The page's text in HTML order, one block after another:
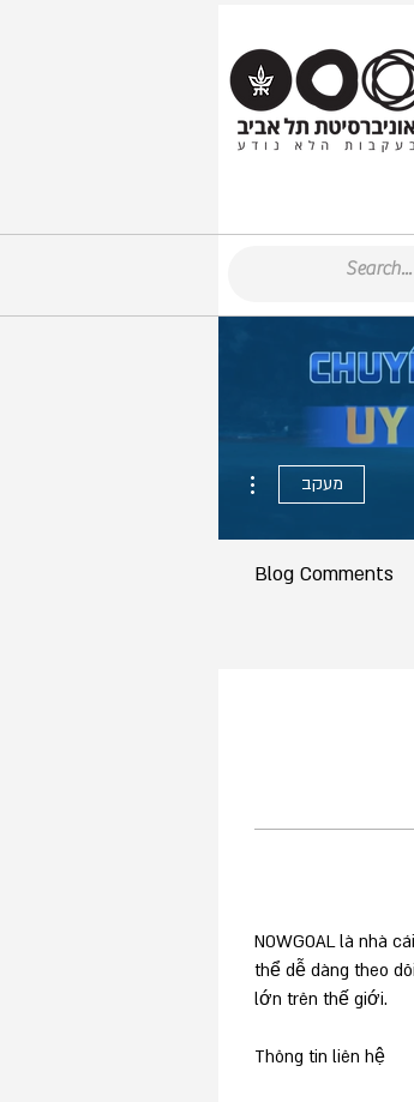
NOWGOAL là nhà
thể dễ dàng theo
lớn trên thế giới.
Thông tin liên hệ
מעקב
Blog Comments